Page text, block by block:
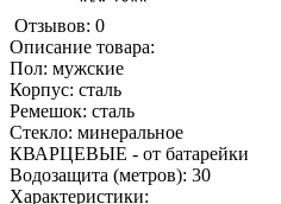
Отзывов: 0
Описание товара:
Пол: мужские
Корпус: сталь
Ремешок: сталь
Стекло: минеральное
КВАРЦЕВЫЕ - от батарейки
Водозащита (метров): 30
Характеристики: